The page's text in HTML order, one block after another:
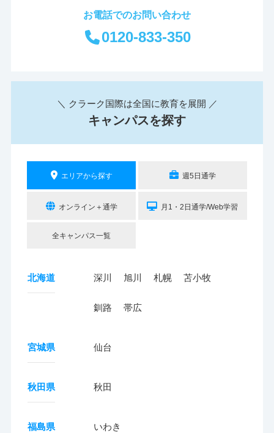
お電話でのお問い合わせ
0120-833-350
＼ クラーク国際は全国に教育を展開 ／
キャンパスを探す
エリアから探す 週5日通学
オンライン＋通学 月1・2日通学/Web学習
全キャンパス一覧
北海道 深川 旭川 札幌 苫小牧
釧路 帯広
宮城県 仙台
秋田県 秋田
福島県 いわき